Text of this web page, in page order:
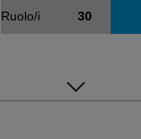
Ruolo/i